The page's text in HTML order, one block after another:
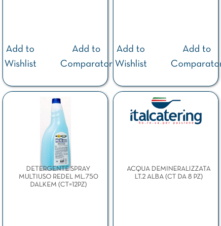
Add to
Wishlist
Add to
Comparator
Add to
Wishlist
Add to
DETERGENTE SPRAY
MULTIUSO REDEL ML.750
DALKEM (CT=12PZ)
ACQUA DEMINERALIZZATA
LT.2 ALBA (CT DA 8 PZ)